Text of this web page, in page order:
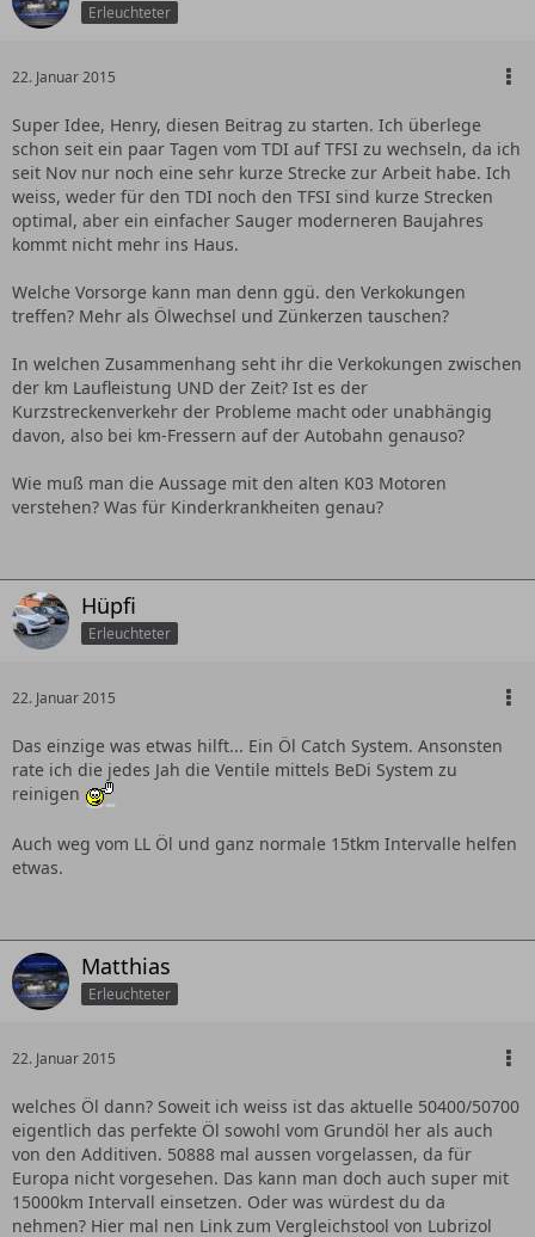
Erleuchteter
22. Januar 2015
Super Idee, Henry, diesen Beitrag zu starten. Ich überlege
schon seit ein paar Tagen vom TDI auf TFSI zu wechseln, da ich
seit Nov nur noch eine sehr kurze Strecke zur Arbeit habe. Ich
weiss, weder für den TDI noch den TFSI sind kurze Strecken
optimal, aber ein einfacher Sauger moderneren Baujahres
kommt nicht mehr ins Haus.
Welche Vorsorge kann man denn ggü. den Verkokungen
treffen? Mehr als Ölwechsel und Zünkerzen tauschen?
In welchen Zusammenhang seht ihr die Verkokungen zwischen
der km Laufleistung UND der Zeit? Ist es der
Kurzstreckenverkehr der Probleme macht oder unabhängig
davon, also bei km-Fressern auf der Autobahn genauso?
Wie muß man die Aussage mit den alten K03 Motoren
verstehen? Was für Kinderkrankheiten genau?
Hüpfi
Erleuchteter
22. Januar 2015
Das einzige was etwas hilft... Ein Öl Catch System. Ansonsten
rate ich die jedes Jah die Ventile mittels BeDi System zu
reinigen
Auch weg vom LL Öl und ganz normale 15tkm Intervalle helfen
etwas.
Matthias
Erleuchteter
22. Januar 2015
welches Öl dann? Soweit ich weiss ist das aktuelle 50400/50700
eigentlich das perfekte Öl sowohl vom Grundöl her als auch
von den Additiven. 50888 mal aussen vorgelassen, da für
Europa nicht vorgesehen. Das kann man doch auch super mit
15000km Intervall einsetzen. Oder was würdest du da
nehmen? Hier mal nen Link zum Vergleichstool von Lubrizol